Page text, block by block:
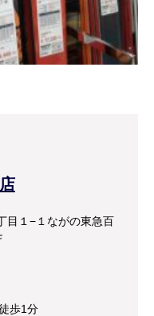
目１−１ながの東急百
歩1分